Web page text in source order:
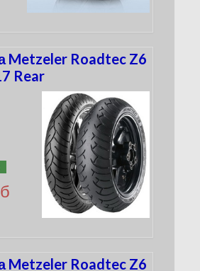
Metzeler Roadtec Z6
Rear
Metzeler Roadtec Z6